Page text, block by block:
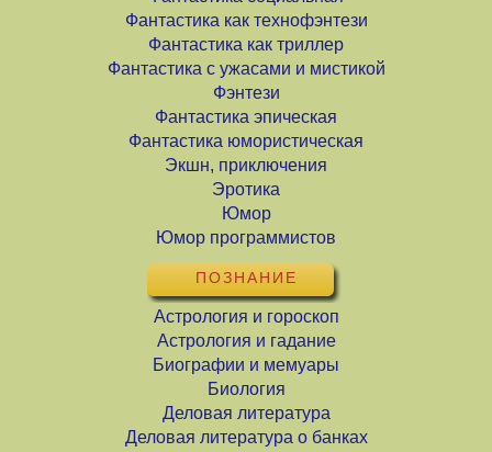
Фантастика как технофэнтези
Фантастика как триллер
Фантастика с ужасами и мистикой
Фэнтези
Фантастика эпическая
Фантастика юмористическая
Экшн, приключения
Эротика
Юмор
Юмор программистов
ПОЗНАНИЕ
Астрология и гороскоп
Астрология и гадание
Биографии и мемуары
Биология
Деловая литература
Деловая литература о банках